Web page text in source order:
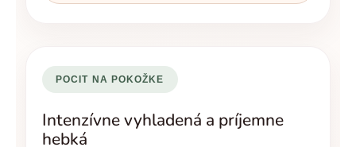
POCIT NA POKOŽKE
Intenzívne vyhladená a príjemne
hebká